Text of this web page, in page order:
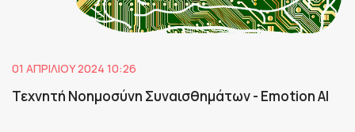
01 ΑΠΡΙΛΊΟΥ 2024 10:26
Τεχνητή Νοημοσύνη Συναισθημάτων - Emotion AI